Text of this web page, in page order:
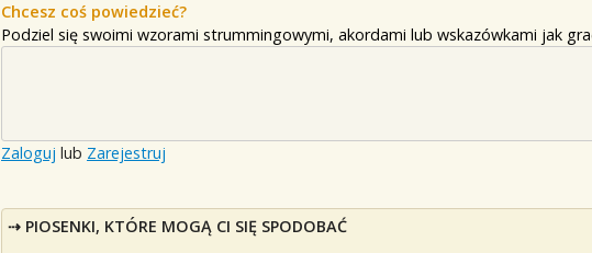
Chcesz coś powiedzieć?
Podziel się swoimi wzorami strummingowymi, akordami lub wskazówkami jak
Zaloguj lub Zarejestruj
PIOSENKI, KTÓRE MOGĄ CI SIĘ SPODOBAĆ